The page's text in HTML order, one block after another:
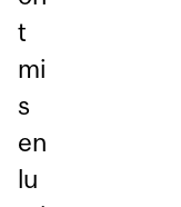
t
mi
s
en
lu